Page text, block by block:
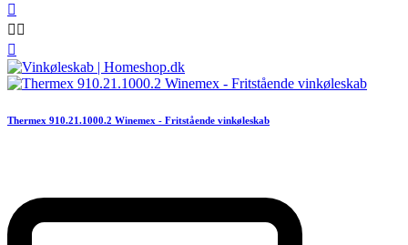

 

Thermex 910.21.1000.2 Winemex - Fritstående vinkøleskab